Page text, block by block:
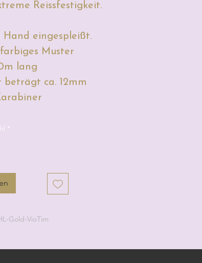
Reissfestigkeit.
Hand eingespleißt.
Muster
lang
beträgt ca. 12mm
*
Gold-VioTim